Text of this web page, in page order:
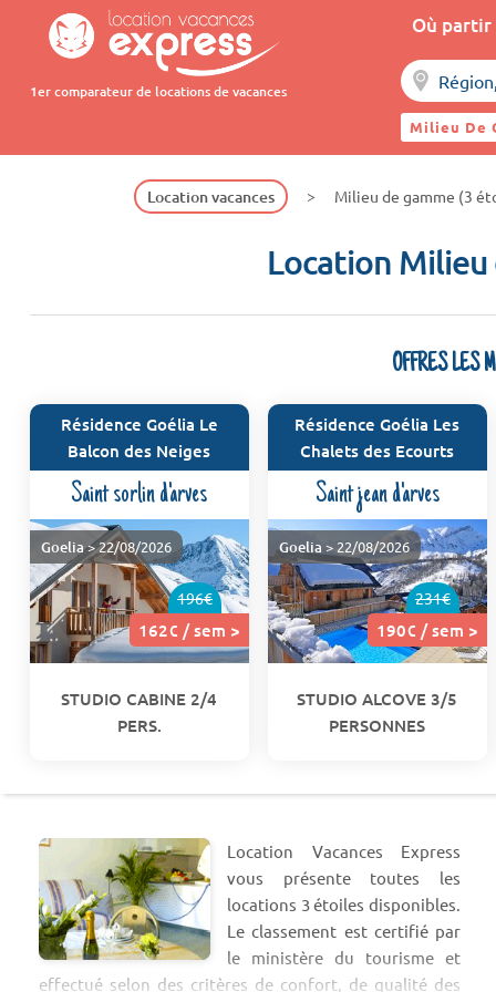
1er comparateur de locations de vacances
Où partir
Milieu De
Location vacances Milieu de gamme (3
Location Milieu
OFFRES LES
Résidence Goélia Le
Balcon des Neiges
Saint sorlin d'arves
196€
162€ / sem >
Goelia> 22/08/2026
STUDIO CABINE 2/4
PERS.
Résidence Goélia Les
Chalets des Ecourts
Saint jean d'arves
231€
190€ / sem >
Goelia > 22/08/2026
STUDIO ALCOVE 3/5
PERSONNES
Location Vacances Express
vous présente toutes les
locations 3 étoiles disponibles.
Le classement est certifié par
le ministère du tourisme et
effectué selon des critères de confort, de qualité des